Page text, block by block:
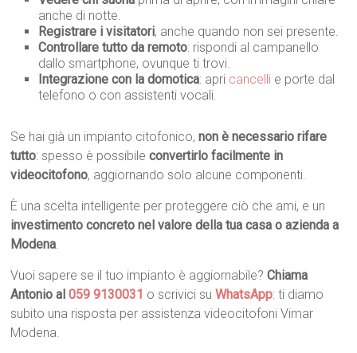
anche di notte.
Registrare i visitatori, anche quando non sei presente.
Controllare tutto da remoto: rispondi al campanello
dallo smartphone, ovunque ti trovi.
Integrazione con la domotica: apri cancelli e porte dal
telefono o con assistenti vocali.
Se hai già un impianto citofonico,non è necessario rifare
tutto: spesso è possibileconvertirlo facilmente in
videocitofono, aggiornando solo alcune componenti.
È una scelta intelligente per proteggere ciò che ami, e un
investimento concreto nel valore della tua casa o azienda a
Modena.
Vuoi sapere se il tuo impianto è aggiornabile?Chiama
Antonio al059 9130031 o scrivici suWhatsApp: ti diamo
subito una risposta per assistenza videocitofoni Vimar
Modena.